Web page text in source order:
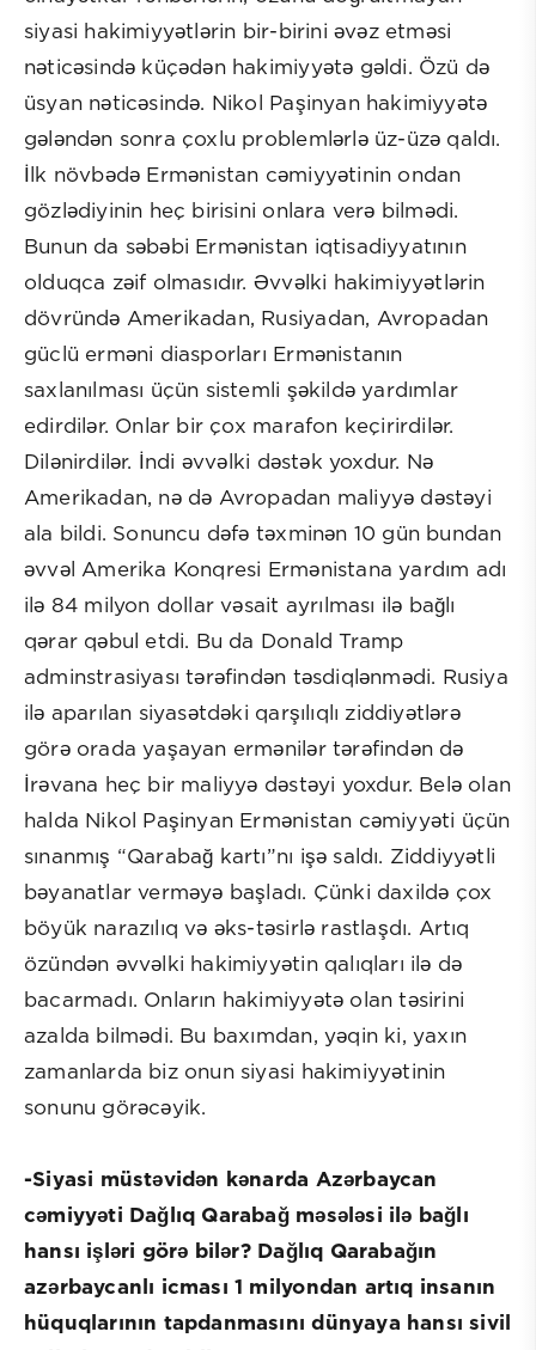
siyasi hakimiyyətlərin bir-birini əvəz etməsi
nəticəsində küçədən hakimiyyətə gəldi. Özü də
üsyan nəticəsində. Nikol Paşinyan hakimiyyətə
gələndən sonra çoxlu problemlərlə üz-üzə qaldı.
İlk növbədə Ermənistan cəmiyyətinin ondan
gözlədiyinin heç birisini onlara verə bilmədi.
Bunun da səbəbi Ermənistan iqtisadiyyatının
olduqca zəif olmasıdır. Əvvəlki hakimiyyətlərin
dövründə Amerikadan, Rusiyadan, Avropadan
güclü erməni diasporları Ermənistanın
saxlanılması üçün sistemli şəkildə yardımlar
edirdilər. Onlar bir çox marafon keçirirdilər.
Dilənirdilər. İndi əvvəlki dəstək yoxdur. Nə
Amerikadan, nə də Avropadan maliyyə dəstəyi
ala bildi. Sonuncu dəfə təxminən 10 gün bundan
əvvəl Amerika Konqresi Ermənistana yardım adı
ilə 84 milyon dollar vəsait ayrılması ilə bağlı
qərar qəbul etdi. Bu da Donald Tramp
adminstrasiyası tərəfindən təsdiqlənmədi. Rusiya
ilə aparılan siyasətdəki qarşılıqlı ziddiyətlərə
görə orada yaşayan ermənilər tərəfindən də
İrəvana heç bir maliyyə dəstəyi yoxdur. Belə olan
halda Nikol Paşinyan Ermənistan cəmiyyəti üçün
sınanmış “Qarabağ kartı”nı işə saldı. Ziddiyyətli
bəyanatlar verməyə başladı. Çünki daxildə çox
böyük narazılıq və əks-təsirlə rastlaşdı. Artıq
özündən əvvəlki hakimiyyətin qalıqları ilə də
bacarmadı. Onların hakimiyyətə olan təsirini
azalda bilmədi. Bu baxımdan, yəqin ki, yaxın
zamanlarda biz onun siyasi hakimiyyətinin
sonunu görəcəyik.
-Siyasi müstəvidən kənarda Azərbaycan
cəmiyyəti Dağlıq Qarabağ məsələsi ilə bağlı
hansı işləri görə bilər? Dağlıq Qarabağın
azərbaycanlı icması 1 milyondan artıq insanın
hüquqlarının tapdanmasını dünyaya hansı sivil